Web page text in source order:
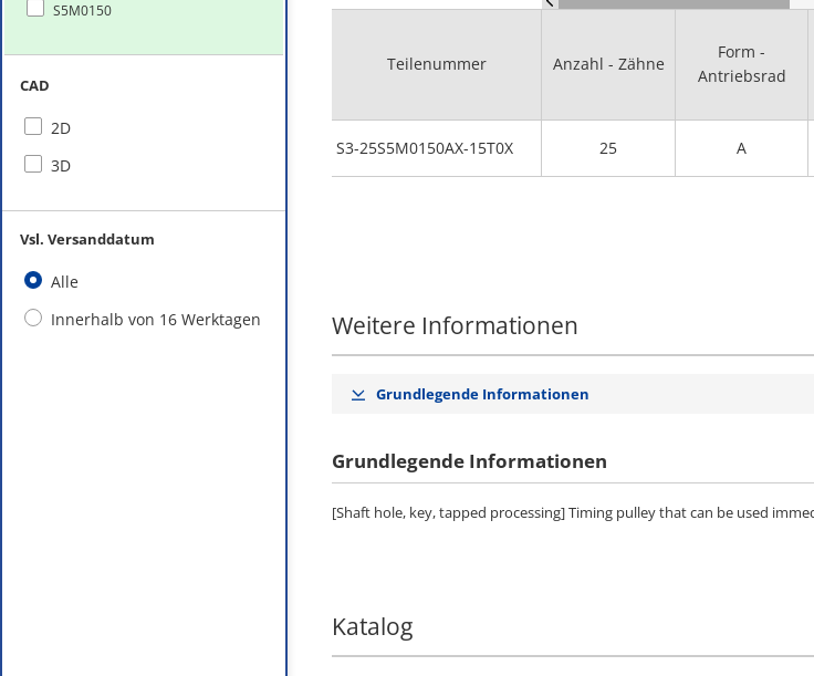
S5M0150
CAD
2D
3D
Vsl. Versanddatum
Alle
Innerhalb von 16 Werktagen
Teilenummer
S3-25S5M0150AX-15T0X
Anzahl - Zähne
Form -
Antriebsrad
25 A
Weitere Informationen
Grundlegende Informationen
Grundlegende Informationen
[Shaft hole, key, tapped processing] Timing pulley that can be used
Katalog